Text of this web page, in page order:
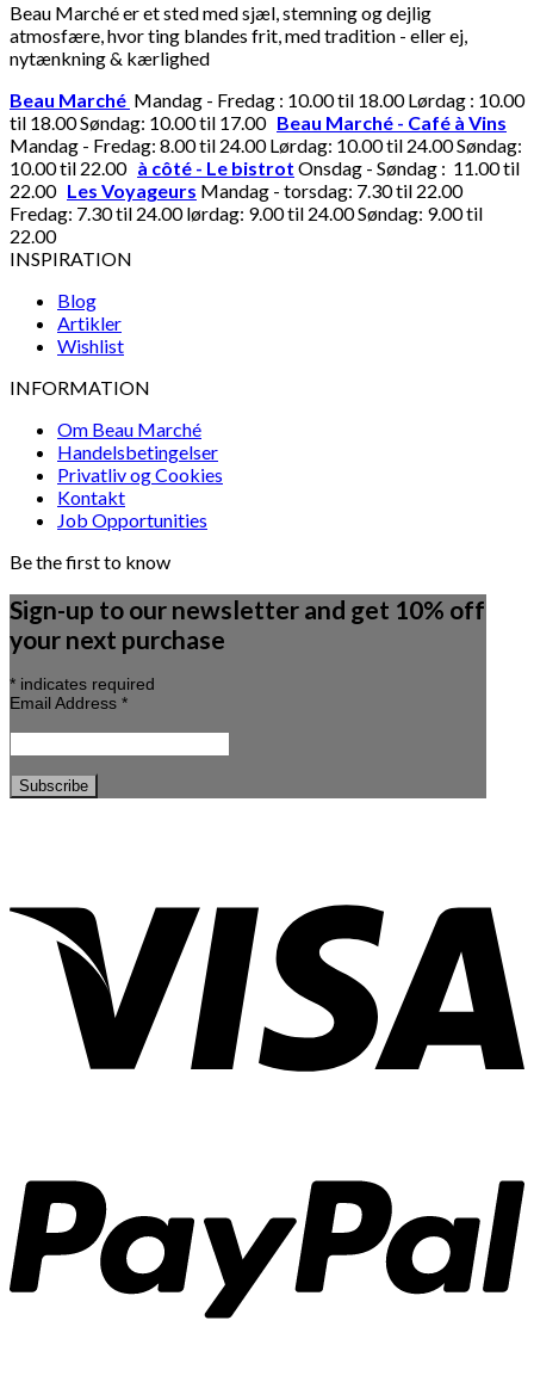
Beau Marché er et sted med sjæl, stemning og dejlig
atmosfære, hvor ting blandes frit, med tradition - eller ej,
nytænkning & kærlighed
Beau Marché Mandag - Fredag : 10.00 til 18.00 Lørdag : 10.00
til 18.00 Søndag: 10.00 til 17.00 Beau Marché - Café à Vins
Mandag - Fredag: 8.00 til 24.00 Lørdag: 10.00 til 24.00 Søndag:
10.00 til 22.00 à côté - Le bistrot Onsdag - Søndag : 11.00 til
22.00 Les Voyageurs Mandag - torsdag: 7.30 til 22.00
Fredag: 7.30 til 24.00 lørdag: 9.00 til 24.00 Søndag: 9.00 til
22.00
INSPIRATION
Blog
Artikler
Wishlist
INFORMATION
Om Beau Marché
Handelsbetingelser
Privatliv og Cookies
Kontakt
Job Opportunities
Be the first to know
Sign-up to our newsletter and get 10% off
your next purchase
* indicates required
Email Address *